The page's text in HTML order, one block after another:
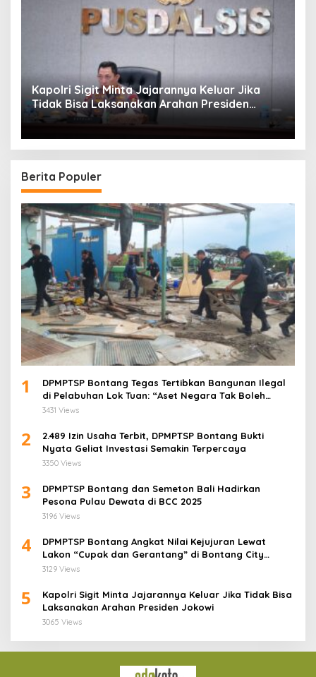
Kapolri Sigit Minta Jajarannya Keluar Jika
Tidak Bisa Laksanakan Arahan Presiden
Jokowi
Berita Populer
1
DPMPTSP Bontang Tegas Tertibkan Bangunan Ilegal
di Pelabuhan Lok Tuan: “Aset Negara Tak Boleh
Dikuasai!”
3431 Views
2
2.489 Izin Usaha Terbit, DPMPTSP Bontang Bukti
Nyata Geliat Investasi Semakin Terpercaya
3350 Views
3
DPMPTSP Bontang dan Semeton Bali Hadirkan
Pesona Pulau Dewata di BCC 2025
3196 Views
4
DPMPTSP Bontang Angkat Nilai Kejujuran Lewat
Lakon “Cupak dan Gerantang” di Bontang City
Carnaval 2025
3129 Views
5
Kapolri Sigit Minta Jajarannya Keluar Jika Tidak Bisa
Laksanakan Arahan Presiden Jokowi
3065 Views